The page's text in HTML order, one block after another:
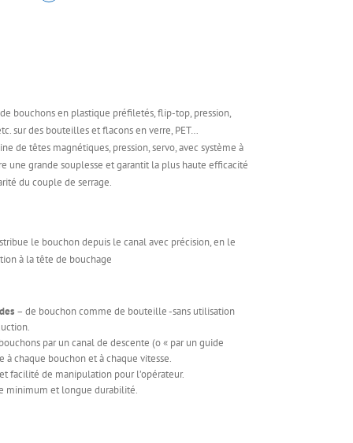
bouchons en plastique préfiletés, flip-top, pression,
sur des bouteilles et flacons en verre, PET…
de têtes magnétiques, pression, servo, avec système à
une grande souplesse et garantit la plus haute efficacité
du couple de serrage.
le bouchon depuis le canal avec précision, en le
à la tête de bouchage
– de bouchon comme de bouteille -sans utilisation
par un canal de descente (o « par un guide
à chaque bouchon et à chaque vitesse.
facilité de manipulation pour l’opérateur.
minimum et longue durabilité.